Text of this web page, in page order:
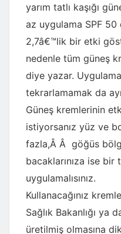
yarım tatlı kaşığı
az uygulama SPF
2,7â€™lik bir etki
nedenle tüm güneş
diye yazar.
tekrarlamamak da
Güneş kremlerinin
istiyorsanız yüz ve
fazla,Â Â göğüs
bacaklarınıza ise bir
uygulamalısınız.
Kullanacağınız
Sağlık Bakanlığı ya
üretilmiş olmasına